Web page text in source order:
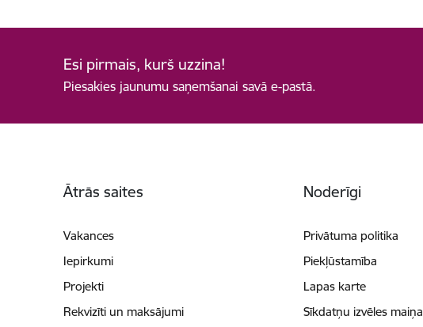
Esi pirmais, kurš uzzina!
Piesakies jaunumu saņemšanai savā e-pastā.
Ātrās saites
Vakances
Iepirkumi
Projekti
Rekvizīti un maksājumi
Noderīgi
Privātuma politika
Piekļūstamība
Lapas karte
Sīkdatņu izvēles maiņa